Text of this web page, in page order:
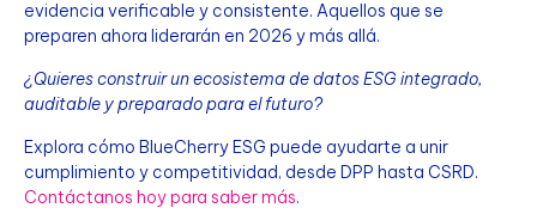
evidencia verificable y consistente. Aquellos que se
preparen ahora liderarán en 2026 y más allá.
¿Quieres construir un ecosistema de datos ESG integrado,
auditable y preparado para el futuro?
Explora cómo BlueCherry ESG puede ayudarte a unir
cumplimiento y competitividad, desde DPP hasta CSRD.
Contáctanos hoy para saber más.